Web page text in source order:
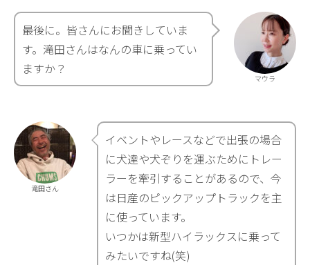
マウラ
最後に。皆さんにお聞きしていま
す。滝田さんはなんの車に乗ってい
ますか？
滝田さん
イベントやレースなどで出張の場合
に犬達や犬ぞりを運ぶためにトレー
ラーを牽引することがあるので、今
は日産のピックアップトラックを主
に使っています。
いつかは新型ハイラックスに乗って
みたいですね(笑)